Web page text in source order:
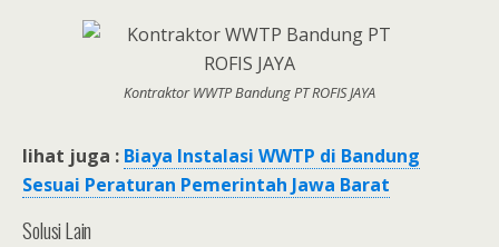
Kontraktor WWTP Bandung PT ROFIS JAYA
lihat juga : Biaya Instalasi WWTP di Bandung
Sesuai Peraturan Pemerintah Jawa Barat
Solusi Lain